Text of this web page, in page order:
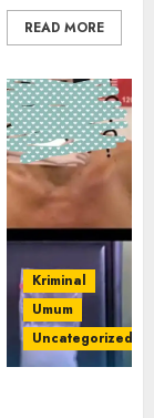
READ MORE
Kriminal
Umum
Uncategorized